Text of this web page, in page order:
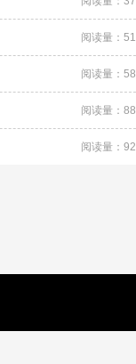
阅读量：51
阅读量：58
阅读量：88
阅读量：92